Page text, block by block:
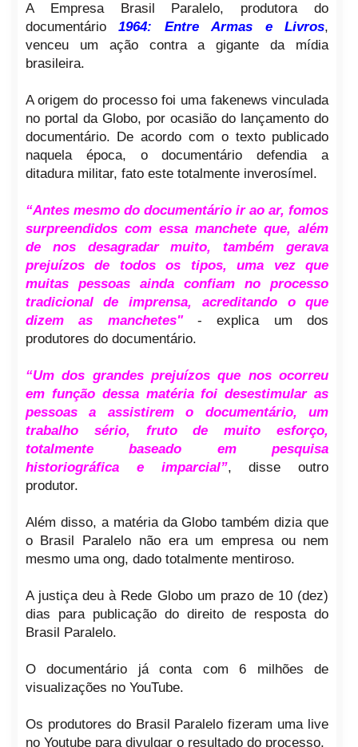
A Empresa Brasil Paralelo, produtora do
documentário1964: Entre Armas e Livros,
venceu um ação contra a gigante da mídia
brasileira.
A origem do processo foi uma fakenews vinculada
no portal da Globo, por ocasião do lançamento do
documentário. De acordo com o texto publicado
naquela época, o documentário defendia a
ditadura militar, fato este totalmente inverosímel.
“Antes mesmo do documentário ir ao ar, fomos
surpreendidos com essa manchete que, além
de nos desagradar muito, também gerava
prejuízos de todos os tipos, uma vez que
muitas pessoas ainda confiam no processo
tradicional de imprensa, acreditando o que
dizem as manchetes"- explica um dos
produtores do documentário.
“Um dos grandes prejuízos que nos ocorreu
em função dessa matéria foi desestimular as
pessoas a assistirem o documentário, um
trabalho sério, fruto de muito esforço,
totalmente baseado em pesquisa
historiográfica e imparcial”, disse outro
produtor.
Além disso, a matéria da Globo também dizia que
o Brasil Paralelo não era um empresa ou nem
mesmo uma ong, dado totalmente mentiroso.
A justiça deu à Rede Globo um prazo de 10 (dez)
dias para publicação do direito de resposta do
Brasil Paralelo.
O documentário já conta com 6 milhões de
visualizações no YouTube.
Os produtores do Brasil Paralelo fizeram uma live
no Youtube para divulgar o resultado do processo.